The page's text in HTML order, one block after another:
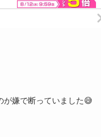
が嫌で断っていました😅